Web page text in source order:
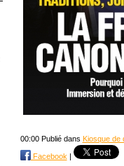
00:00 Publié dans Kiosque de
Facebook|